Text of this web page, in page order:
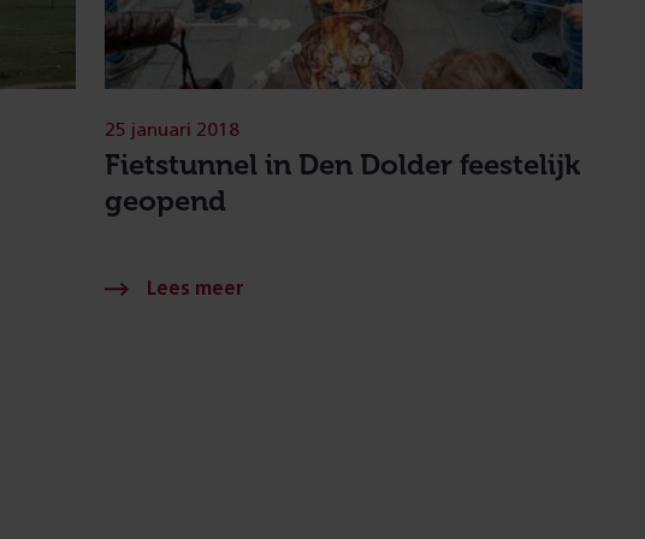
Fietstunnel in Den Dolder feestelijk
geopend
25 januari 2018